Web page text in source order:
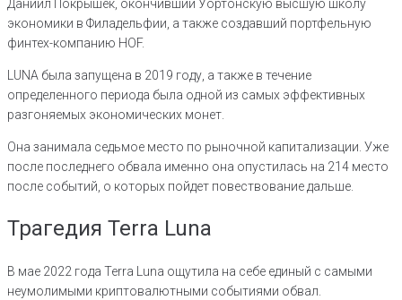
Даниил Покрышек, окончивший Уортонскую высшую школу
экономики в Филадельфии, а также создавший портфельную
финтех-компанию HOF.
LUNA была запущена в 2019 году, а также в течение
определенного периода была одной из самых эффективных
разгоняемых экономических монет.
Она занимала седьмое место по рыночной капитализации. Уже
после последнего обвала именно она опустилась на 214 место
после событий, о которых пойдет повествование дальше.
Трагедия Terra Luna
В мае 2022 года Terra Luna ощутила на себе единый с самыми
неумолимыми криптовалютными событиями обвал.